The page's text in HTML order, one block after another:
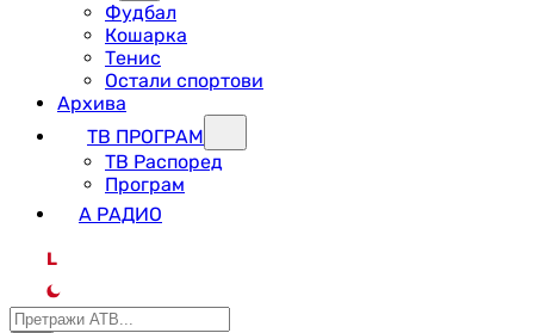
Фудбал
Кошарка
Тенис
Остали спортови
Архива
ТВ ПРОГРАМ
ТВ Распоред
Програм
А РАДИО
L